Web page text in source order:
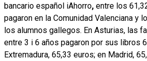
bancario español iAhorro, entre los
pagaron en la Comunidad Valenciana y
los alumnos gallegos. En Asturias, las
entre 3 i 6 años pagaron por sus libros
Extremadura, 65,33 euros; en Madrid,